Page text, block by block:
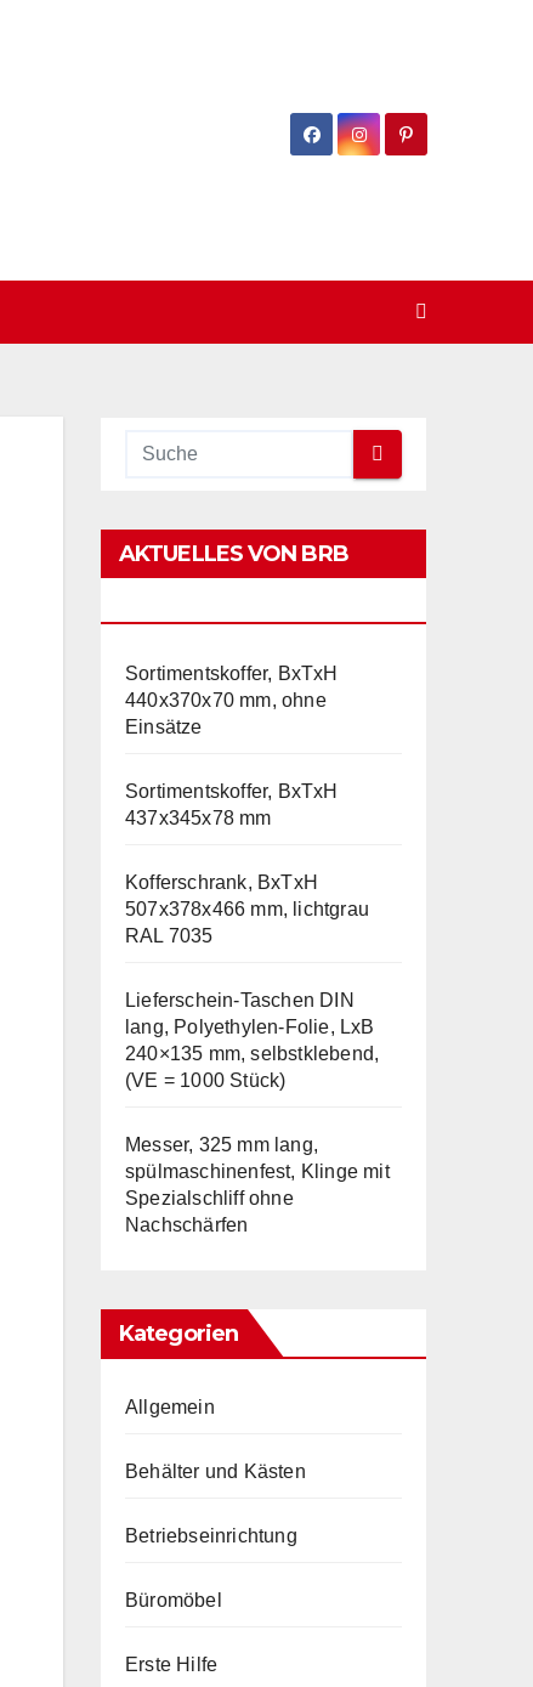
AKTUELLES VON BRB
Sortimentskoffer, BxTxH
440x370x70 mm, ohne
Einsätze
Sortimentskoffer, BxTxH
437x345x78 mm
Kofferschrank, BxTxH
507x378x466 mm, lichtgrau
RAL 7035
Lieferschein-Taschen DIN
lang, Polyethylen-Folie, LxB
240×135 mm, selbstklebend,
(VE = 1000 Stück)
Messer, 325 mm lang,
spülmaschinenfest, Klinge mit
Spezialschliff ohne
Nachschärfen
Kategorien
Allgemein
Behälter und Kästen
Betriebseinrichtung
Büromöbel
Erste Hilfe